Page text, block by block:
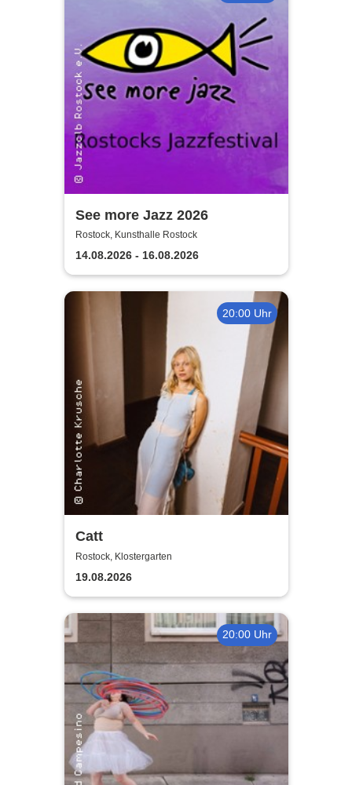
See more Jazz 2026
Rostock, Kunsthalle Rostock
14.08.2026 - 16.08.2026
20:00 Uhr
Catt
Rostock, Klostergarten
19.08.2026
20:00 Uhr